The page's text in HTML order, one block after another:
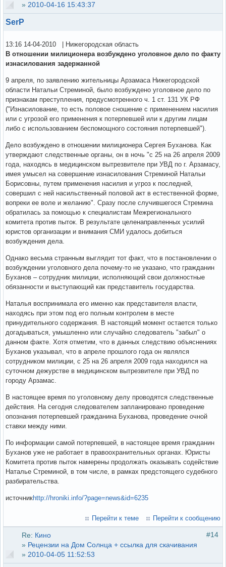
» 2010-04-16 15:43:37
SerP
13:16 14-04-2010 | Нижегородская область
В отношении милиционера возбуждено уголовное дело по факту
изнасилования задержанной
9 апреля, по заявлению жительницы Арзамаса Нижегородской
области Натальи Стреминой, было возбуждено уголовное дело по
признакам преступления, предусмотренного ч. 1 ст. 131 УК РФ
("Изнасилование, то есть половое сношение с применением насилия
или с угрозой его применения к потерпевшей или к другим лицам
либо с использованием беспомощного состояния потерпевшей").
Дело возбуждено в отношении милиционера Сергея Буханова. Как
утверждают следственные органы, он в ночь "с 25 на 26 апреля 2009
года, находясь в медицинском вытрезвителе при УВД по г. Арзамасу,
имея умысел на совершение изнасилования Стреминой Натальи
Борисовны, путем применения насилия и угроз к последней,
совершил с ней насильственный половой акт в естественной форме,
вопреки ее воле и желанию". Сразу после случившегося Стремина
обратилась за помощью к специалистам Межрегионального
комитета против пыток. В результате целенаправленных усилий
юристов организации и внимания СМИ удалось добиться
возбуждения дела.
Однако весьма странным выглядит тот факт, что в постановлении о
возбуждении уголовного дела почему-то не указано, что гражданин
Буханов – сотрудник милиции, исполняющий свои должностные
обязанности и выступающий как представитель государства.
Наталья воспринимала его именно как представителя власти,
находясь при этом под его полным контролем в месте
принудительного содержания. В настоящий момент остается только
догадываться, умышленно или случайно следователь "забыл" о
данном факте. Хотя отметим, что в данных следствию объяснениях
Буханов указывал, что в апреле прошлого года он являлся
сотрудником милиции, с 25 на 26 апреля 2009 года находился на
суточном дежурстве в медицинском вытрезвителе при УВД по
городу Арзамас.
В настоящее время по уголовному делу проводятся следственные
действия. На сегодня следователем запланировано проведение
опознания потерпевшей гражданина Буханова, проведение очной
ставки между ними.
По информации самой потерпевшей, в настоящее время гражданин
Буханов уже не работает в правоохранительных органах. Юристы
Комитета против пыток намерены продолжать оказывать содействие
Наталье Стреминой, в том числе, в рамках предстоящего судебного
разбирательства.
источникhttp://hroniki.info/?page=news&id=6235
Перейти к теме Перейти к сообщению
#14
Re: Кино
» Рецензии на Дом Солнца + ссылка для скачивания
» 2010-04-05 11:52:53